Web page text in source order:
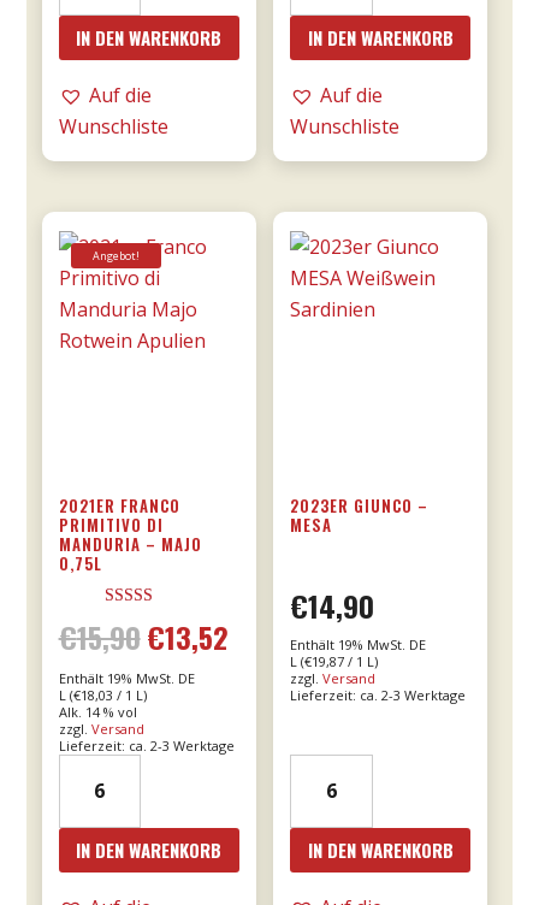
dalla
Valpolicella
DOCG
0,75l
Menge
IN DEN WARENKORB
Auf die
Wunschliste
Cá
Florian
RISERVA
0,75l
Menge
IN DEN WARENKORB
Auf die
Wunschliste
Angebot!
2021ER FRANCO
PRIMITIVO DI
MANDURIA – MAJO
0,75L
5.00
von 5
€15,90 Ursprünglicher
Preis
war:
€13,52Aktueller
ist:
Enthält 19% MwSt. DE
L (€18,03 / 1 L)
Alk. 14 % vol
zzgl. Versand
Lieferzeit: ca. 2-3 Werktage
Franco
Primitivo
Manduria
IN DEN WARENKORB
2023ER GIUNCO –
MESA
€14,90
Enthält 19% MwSt. DE
L (€19,87 / 1 L)
zzgl.Versand
Lieferzeit: ca. 2-3 Werktage
Giunco
-
MESA
Menge
IN DEN WARENKORB